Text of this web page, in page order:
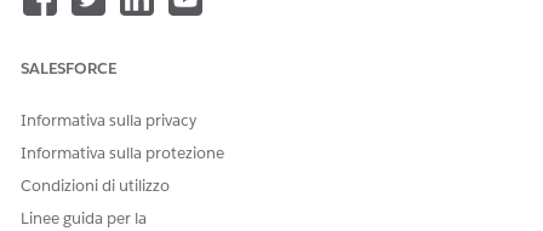
Assegnazione di autorizzazioni agli utenti
pazienti, gli amministratori devono assegnare l'insieme di
autorizzazioni Accedi ai programmi di supporto per i pazienti
di supporto per i pazienti come agente del caso agli agenti
dell'assistenza ai pazienti.
SALESFORCE
Informativa sulla privacy
Informativa sulla protezione
Condizioni di utilizzo
Linee guida per la